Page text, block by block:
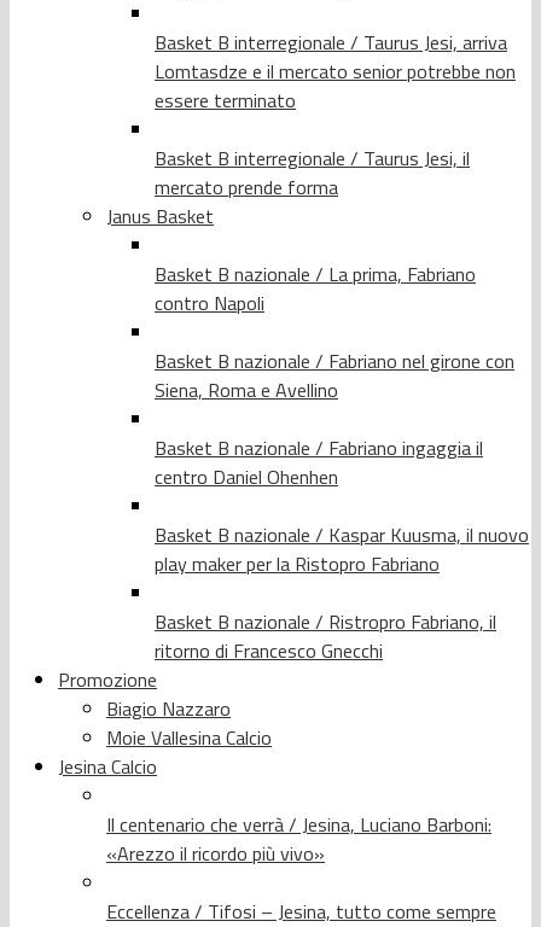
Basket B interregionale / Taurus Jesi, arriva
Lomtasdze e il mercato senior potrebbe non
essere terminato
Basket B interregionale / Taurus Jesi, il
mercato prende forma
Janus Basket
Basket B nazionale / La prima, Fabriano
contro Napoli
Basket B nazionale / Fabriano nel girone con
Siena, Roma e Avellino
Basket B nazionale / Fabriano ingaggia il
centro Daniel Ohenhen
Basket B nazionale / Kaspar Kuusma, il nuovo
play maker per la Ristopro Fabriano
Basket B nazionale / Ristropro Fabriano, il
ritorno di Francesco Gnecchi
Promozione
Biagio Nazzaro
Moie Vallesina Calcio
Jesina Calcio
Il centenario che verrà / Jesina, Luciano Barboni:
«Arezzo il ricordo più vivo»
Eccellenza / Tifosi – Jesina, tutto come sempre